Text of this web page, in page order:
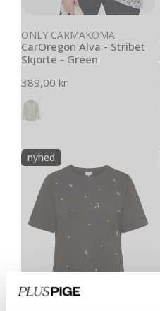
Vælg muligheder
ONLY CARMAKOMA
CarOregon Alva - Stribet
Skjorte - Green
Normal
pris
389,00 kr
CarRyder
-
shirt
med
Perler
Rhinsten
nyhed